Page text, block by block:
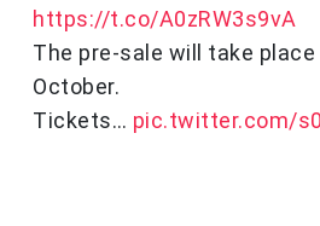
https://t.co/A0zRW3s9vA
The pre-sale will take place
October.
Tickets… pic.twitter.com/